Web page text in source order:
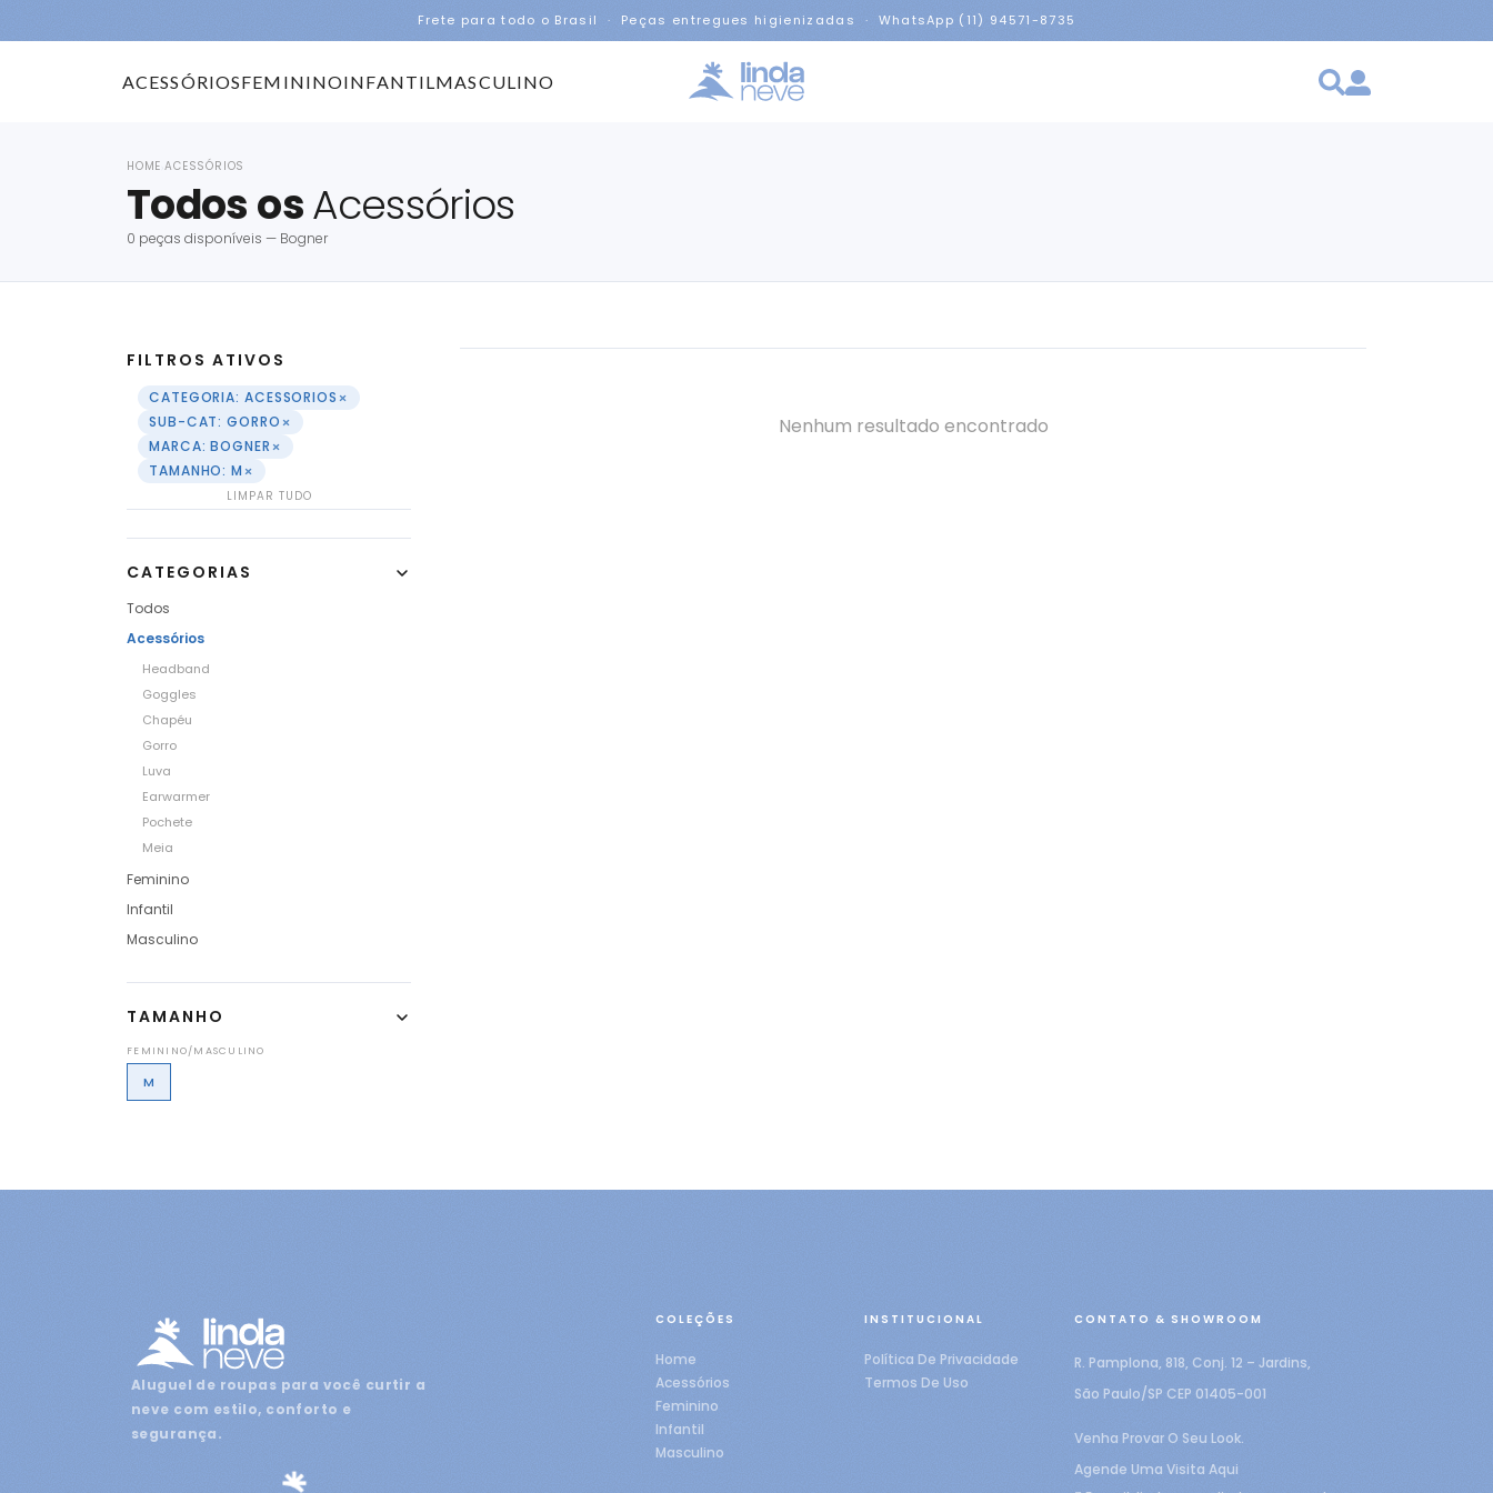
Frete para todo o Brasil · Peças entregues higienizadas · WhatsApp (11) 94571-8735
ACESSÓRIOSFEMININOINFANTILMASCULINO
HOME ›ACESSÓRIOS
Todos osAcessórios
0 peças disponíveis — Bogner
FILTROS ATIVOS
CATEGORIA: ACESSORIOS×
SUB-CAT: GORRO×
MARCA: BOGNER×
TAMANHO: M×
LIMPAR TUDO
CATEGORIAS
Todos
Acessórios
Headband
Goggles
Chapéu
Gorro
Luva
Earwarmer
Pochete
Meia
Feminino
Infantil
Masculino
TAMANHO
FEMININO/MASCULINO
M
Nenhum resultado encontrado
Aluguel de roupas para você curtir a
neve com estilo, conforto e
segurança.
COLEÇÕES
Home
Acessórios
Feminino
Infantil
Masculino
INSTITUCIONAL
Política De Privacidade
Termos De Uso
CONTATO & SHOWROOM
R. Pamplona, 818, Conj. 12 – Jardins,
São Paulo/SP CEP 01405-001
Venha Provar O Seu Look.
Agende Uma Visita Aqui